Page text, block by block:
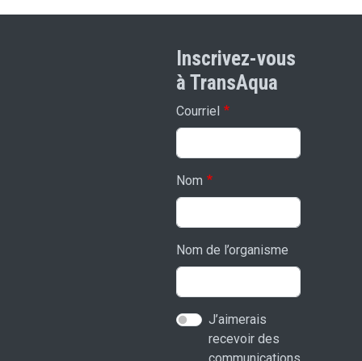
Inscrivez-vous
à TransAqua
Courriel
Nom
Nom de l’organisme
J’aimerais
recevoir des